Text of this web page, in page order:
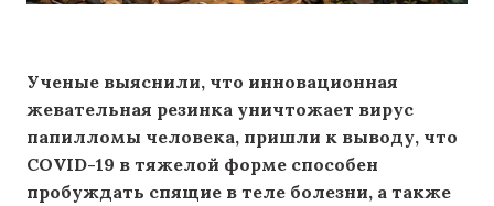
Ученые выяснили, что инновационная
жевательная резинка уничтожает вирус
папилломы человека, пришли к выводу, что
COVID-19 в тяжелой форме способен
пробуждать спящие в теле болезни, а также